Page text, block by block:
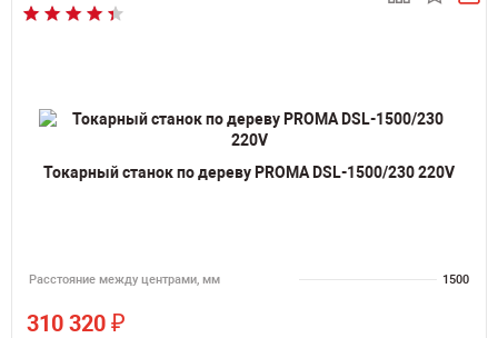
Токарный станок по дереву PROMA DSL-1500/230 220V
Расстояние между центрами, мм 1500
310 320 ₽